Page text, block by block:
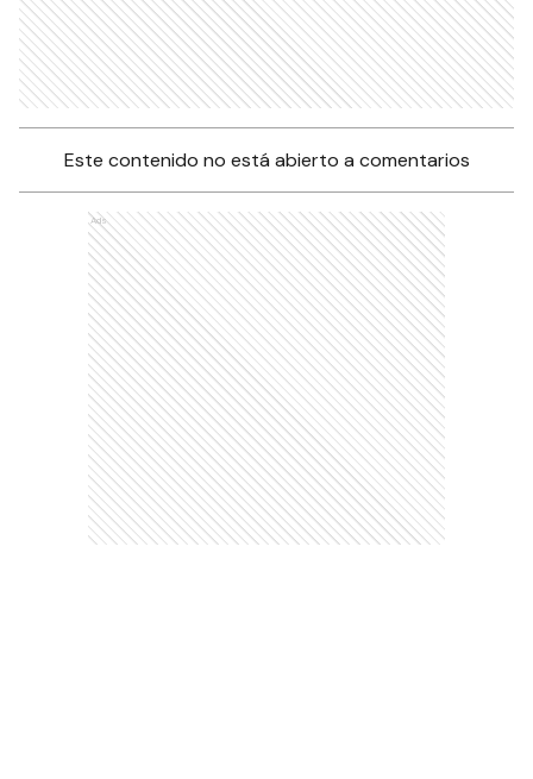
Este contenido no está abierto a comentarios
Ads